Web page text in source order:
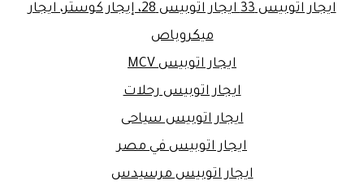
ايجار اتوبيس 33 ايجار اتوبيس 28، إيجار كوستر، ايجار
ميكروباص
ايجار اتوبيس MCV
ايجار اتوبيس رحلات
ايجار اتوبيس سياحى
ايجار اتوبيس في مصر
ايجار اتوبيس مرسيدس